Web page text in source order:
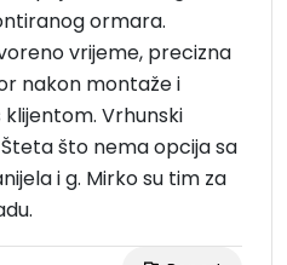
ormara.
vrijeme, precizna
nakon montaže i
Vrhunski
što nema opcija sa
i g. Mirko su tim za